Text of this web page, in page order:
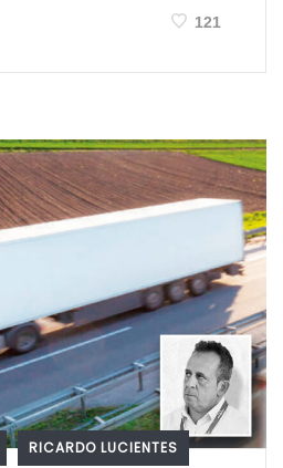
121
RICARDO LUCIENTES